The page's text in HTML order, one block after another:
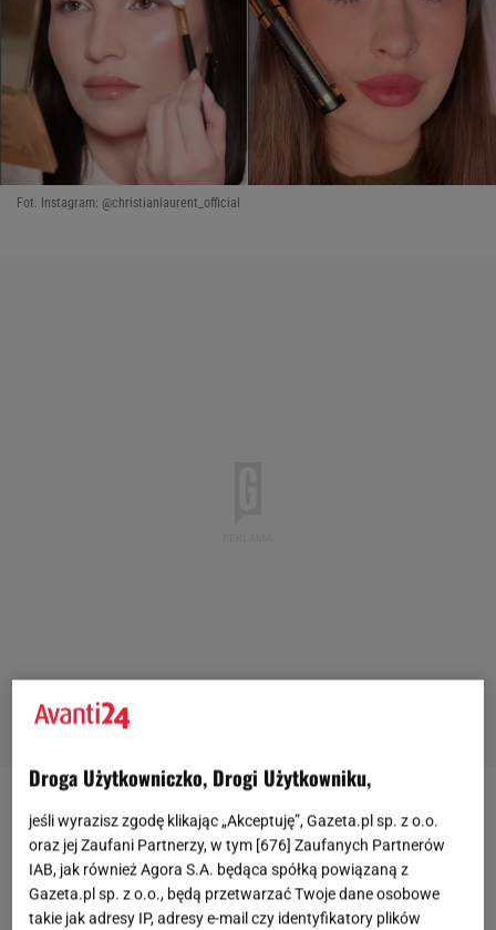
Fot. Instagram: @christianlaurent_official
Droga Użytkowniczko, Drogi Użytkowniku,
jeśli wyrazisz zgodę klikając „Akceptuję”, Gazeta.pl sp. z o.o.
oraz jej Zaufani Partnerzy, w tym [676] Zaufanych Partnerów
IAB, jak również Agora S.A. będąca spółką powiązaną z
Gazeta.pl sp. z o.o., będą przetwarzać Twoje dane osobowe
takie jak adresy IP, adresy e-mail czy identyfikatory plików